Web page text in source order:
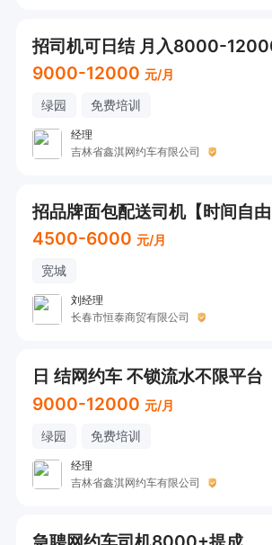
招司机可日结 月入8000-
9000-12000 元/月
绿园 免费培训
经理
吉林省鑫淇网约车有限公司
4500-6000 元/月
宽城
刘经理
长春市恒泰商贸有限公司
9000-12000 元/月
绿园 免费培训
经理
吉林省鑫淇网约车有限公司